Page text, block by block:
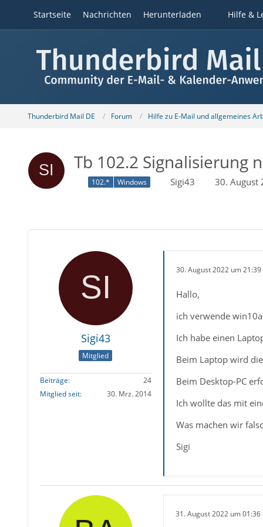
Startseite Nachrichten Herunterladen Hilfe &
Thunderbird Mail DE Forum Hilfe zu E-Mail und allgemeines
Tb 102.2 Signalisierung
102.* Windows Sigi43 30. August
Sigi43
Mitglied
Beiträge
24
Mitglied seit
30. Mrz. 2014
30. August 2022 um 21:39
Hallo,
ich verwende
Ich habe einen
Beim Laptop wird
Beim Desktop-PC
Ich wollte das mit
Was machen wir
Sigi
31. August 2022 um 01:36